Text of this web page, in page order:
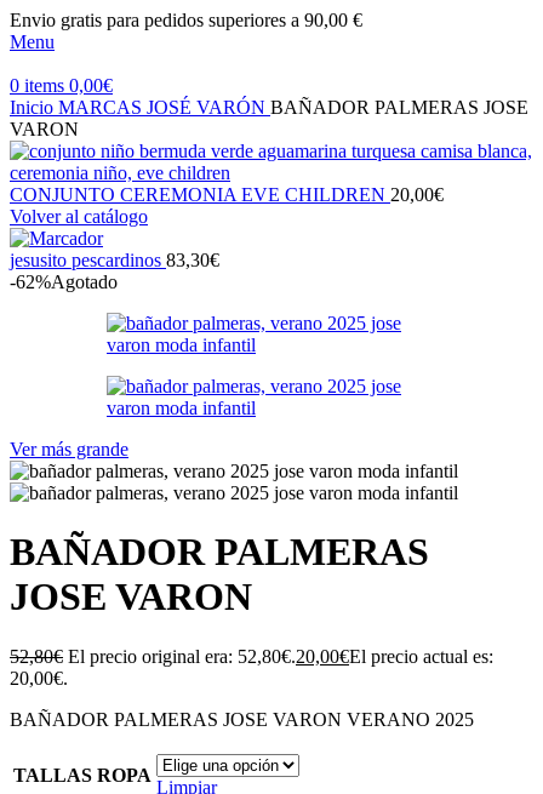
Envio gratis para pedidos superiores a 90,00 €
Menu
0 items 0,00€
Inicio MARCAS JOSÉ VARÓN BAÑADOR PALMERAS JOSE
VARON
CONJUNTO CEREMONIA EVE CHILDREN 20,00€
Volver al catálogo
jesusito pescardinos 83,30€
-62%Agotado
Ver más grande
BAÑADOR PALMERAS
JOSE VARON
52,80€ El precio original era: 52,80€.20,00€El precio actual es:
20,00€.
BAÑADOR PALMERAS JOSE VARON VERANO 2025
TALLAS ROPA
Limpiar